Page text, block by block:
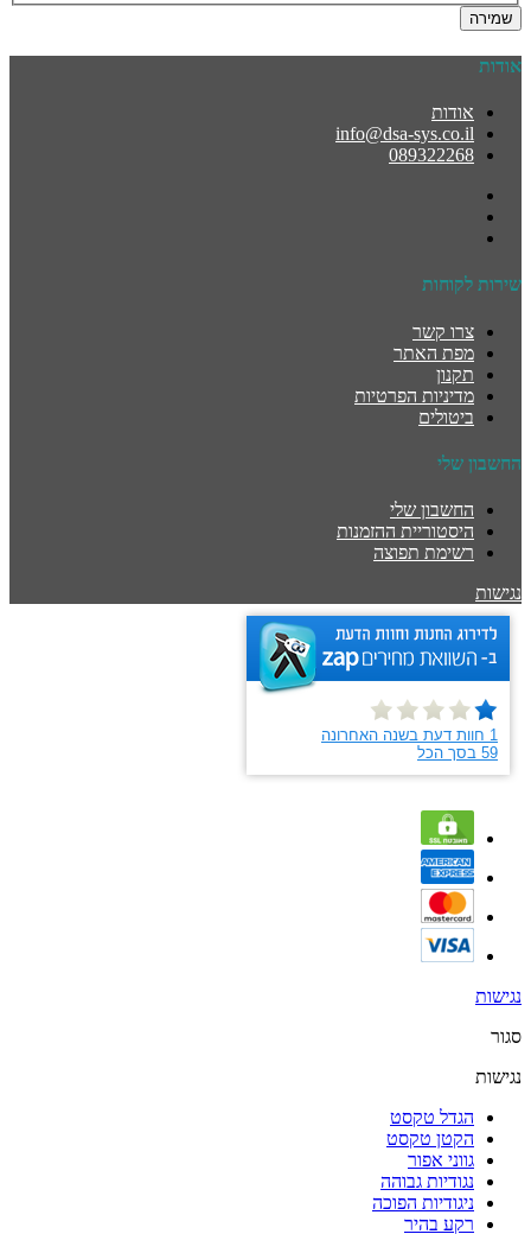
שמירה
אודות
אודות
info@dsa-sys.co.il
089322268
שירות לקוחות
צרו קשר
מפת האתר
תקנון
מדיניות הפרטיות
ביטולים
החשבון שלי
החשבון שלי
היסטוריית ההזמנות
רשימת תפוצה
נגישות
נגישות
סגור
נגישות
הגדל טקסט
הקטן טקסט
גווני אפור
נגודיות גבוהה
ניגודיות הפוכה
רקע בהיר